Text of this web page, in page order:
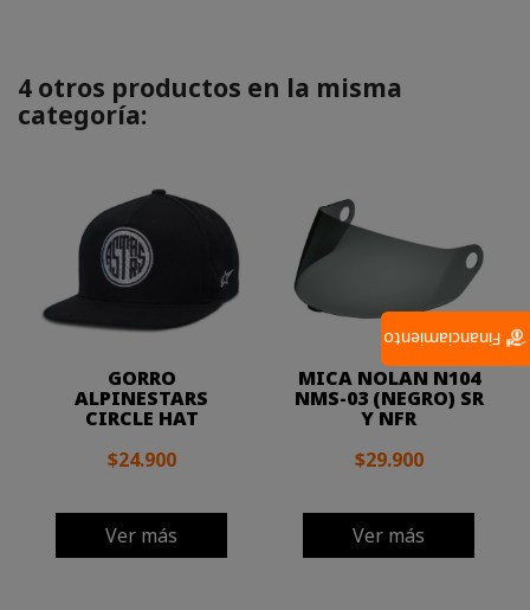
4 otros productos en la misma
categoría:
GORRO
ALPINESTARS
CIRCLE HAT
$24.900
Ver más
MICA NOLAN N104
NMS-03 (NEGRO) SR
Y NFR
$29.900
Ver más
Financiamiento